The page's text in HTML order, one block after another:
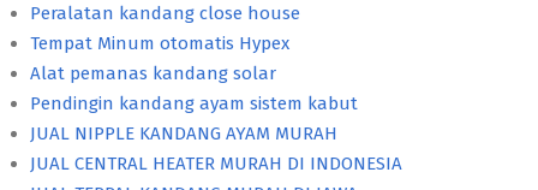
Peralatan kandang close house
Tempat Minum otomatis Hypex
Alat pemanas kandang solar
Pendingin kandang ayam sistem kabut
JUAL NIPPLE KANDANG AYAM MURAH
JUAL CENTRAL HEATER MURAH DI INDONESIA